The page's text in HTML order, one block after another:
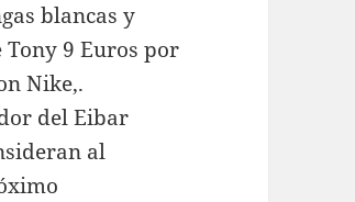
blancas y
9 Euros por
Nike,.
del Eibar
al